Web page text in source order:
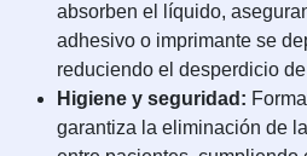
absorben el líquido,
adhesivo o imprimante se
reduciendo el desperdicio
Higiene y seguridad:
garantiza la eliminación de